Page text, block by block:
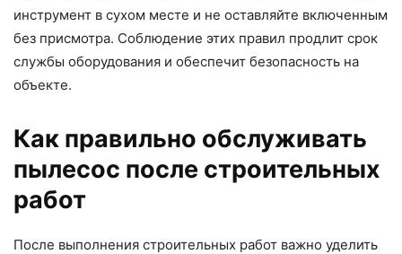
инструмент в сухом месте и не оставляйте включенным
без присмотра. Соблюдение этих правил продлит срок
службы оборудования и обеспечит безопасность на
объекте.
Как правильно обслуживать
пылесос после строительных
работ
После выполнения строительных работ важно уделить